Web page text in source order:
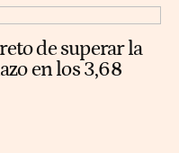
de superar la
en los 3,68